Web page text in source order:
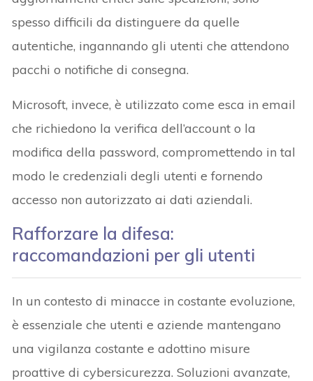
spesso difficili da distinguere da quelle
autentiche, ingannando gli utenti che attendono
pacchi o notifiche di consegna.
Microsoft, invece, è utilizzato come esca in email
che richiedono la verifica dell’account o la
modifica della password, compromettendo in tal
modo le credenziali degli utenti e fornendo
accesso non autorizzato ai dati aziendali.
Rafforzare la difesa:
raccomandazioni per gli utenti
In un contesto di minacce in costante evoluzione,
è essenziale che utenti e aziende mantengano
una vigilanza costante e adottino misure
proattive di cybersicurezza. Soluzioni avanzate,